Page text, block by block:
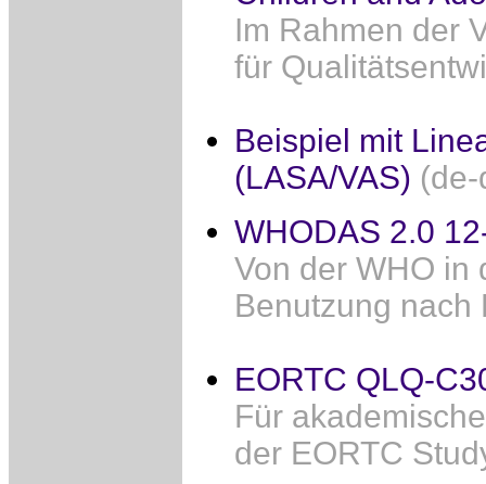
Im Rahmen der
für
Beispiel mit
(LASA/VAS)
WHODAS 2.0
Von der WHO in
Benutzung nach
EORTC QLQ-
Für
der EORTC